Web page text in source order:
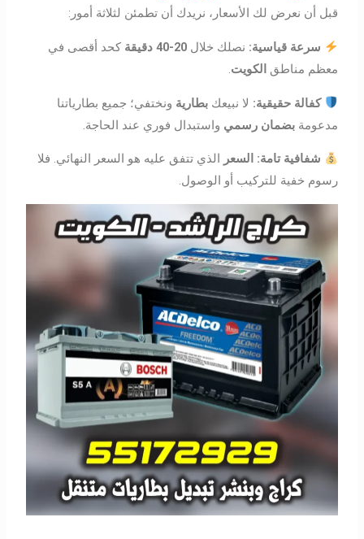
قبل أن نعرض لك الأسعار، نريدك أن تطمئن لثلاثة أمور:
سرعة قياسية: نصلك خلال20-40 دقيقة
كحد أقصى في
معظم مناطق الكويت.
كفالة حقيقية: لا نبيعكبطارية ونختفي؛ جميع بطارياتنا
مدعومةبضمان رسمي واستبدال فوري عند الحاجة.
شفافية تامة: السعر الذي تتفق عليه هو السعر النهائي. فلا
رسوم خفية للتركيب أو الوصول.